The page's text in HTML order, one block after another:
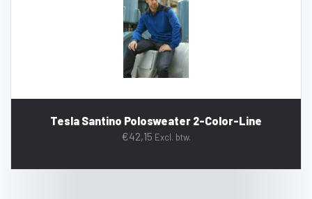
Tesla Santino Polosweater 2-Color-Line
€42,15 Excl. btw.